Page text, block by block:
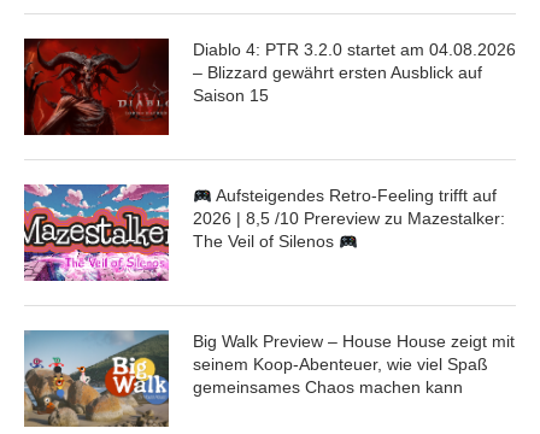
Diablo 4: PTR 3.2.0 startet am 04.08.2026
– Blizzard gewährt ersten Ausblick auf
Saison 15
Aufsteigendes Retro-Feeling trifft auf
2026 | 8,5 /10 Prereview zu Mazestalker:
The Veil of Silenos
Big Walk Preview – House House zeigt mit
seinem Koop-Abenteuer, wie viel Spaß
gemeinsames Chaos machen kann